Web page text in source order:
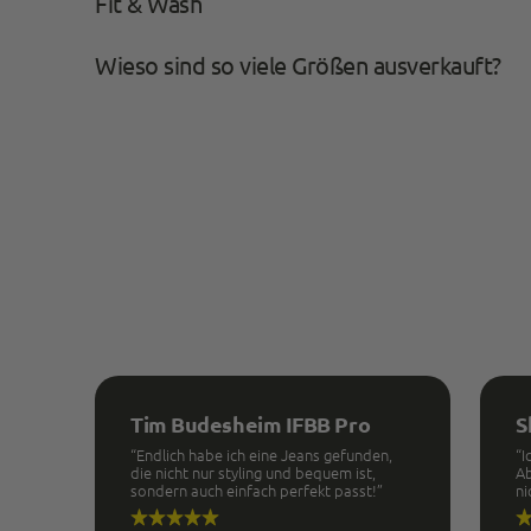
Wieso sind so viele Größen ausverkauft?
Tim Budesheim IFBB Pro
“Endlich habe ich eine Jeans gefunden,
die nicht nur styling und bequem ist,
sondern auch einfach perfekt passt!”